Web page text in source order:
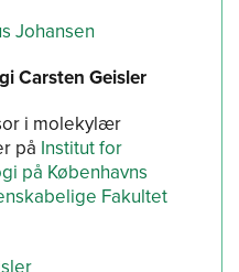
Johansen
Carsten Geisler
i molekylær
på Institut for
på Københavns
Fakultet